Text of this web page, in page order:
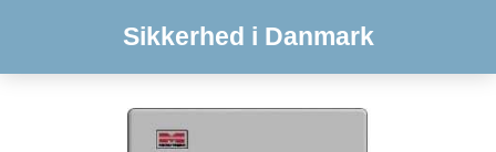
Sikkerhed i Danmark